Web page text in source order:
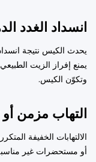
انسداد الغدد
يحدث الكيس نتيجة
يمنع إفراز الزيت
وتكوّن الكيس.
التهاب مزمن أو
الالتهابات الخفيفة
أو مستحضرات غير